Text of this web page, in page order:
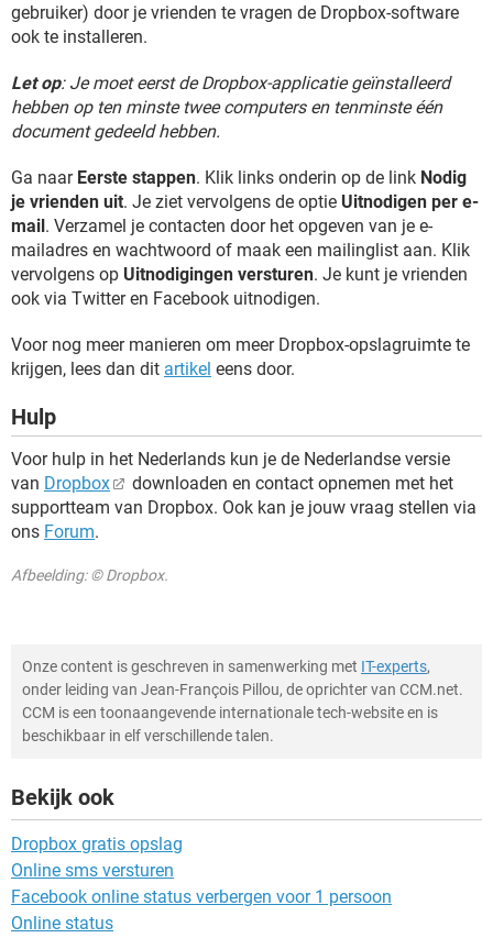
gebruiker) door je vrienden te vragen de Dropbox-software
ook te installeren.
Let op: Je moet eerst de Dropbox-applicatie geïnstalleerd
hebben op ten minste twee computers en tenminste één
document gedeeld hebben.
Ga naar Eerste stappen. Klik links onderin op de link Nodig
je vrienden uit. Je ziet vervolgens de optie Uitnodigen per e-
mail. Verzamel je contacten door het opgeven van je e-
mailadres en wachtwoord of maak een mailinglist aan. Klik
vervolgens op Uitnodigingen versturen. Je kunt je vrienden
ook via Twitter en Facebook uitnodigen.
Voor nog meer manieren om meer Dropbox-opslagruimte te
krijgen, lees dan dit artikel eens door.
Hulp
Voor hulp in het Nederlands kun je de Nederlandse versie
van Dropbox
downloaden en contact opnemen met het
supportteam van Dropbox. Ook kan je jouw vraag stellen via
ons Forum.
Afbeelding: © Dropbox.
Onze content is geschreven in samenwerking met IT-experts,
onder leiding van Jean-François Pillou, de oprichter van CCM.net.
CCM is een toonaangevende internationale tech-website en is
beschikbaar in elf verschillende talen.
Bekijk ook
Dropbox gratis opslag
Online sms versturen
Facebook online status verbergen voor 1 persoon
Online status